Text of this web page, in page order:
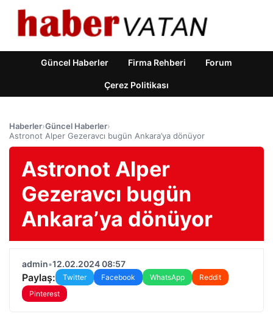
Güncel Haberler Firma Rehberi Forum
Çerez Politikası
Haberler›Güncel Haberler›
Astronot Alper Gezeravcı bugün Ankara’ya dönüyor
Astronot Alper
Gezeravcı bugün
Ankara’ya dönüyor
admin•12.02.2024 08:57
Paylaş: Twitter Facebook WhatsApp
Reddit
Pinterest